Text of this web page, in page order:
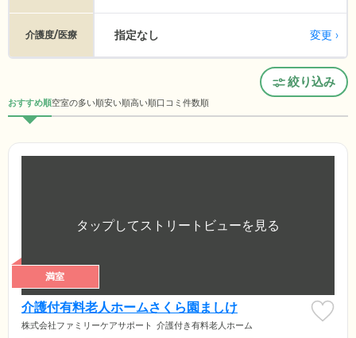
介護度/医療 指定なし 変更
絞り込み
おすすめ順空室の多い順安い順高い順口コミ件数順
満室
介護付有料老人ホームさくら園ましけ
株式会社ファミリーケアサポート 介護付き有料老人ホーム